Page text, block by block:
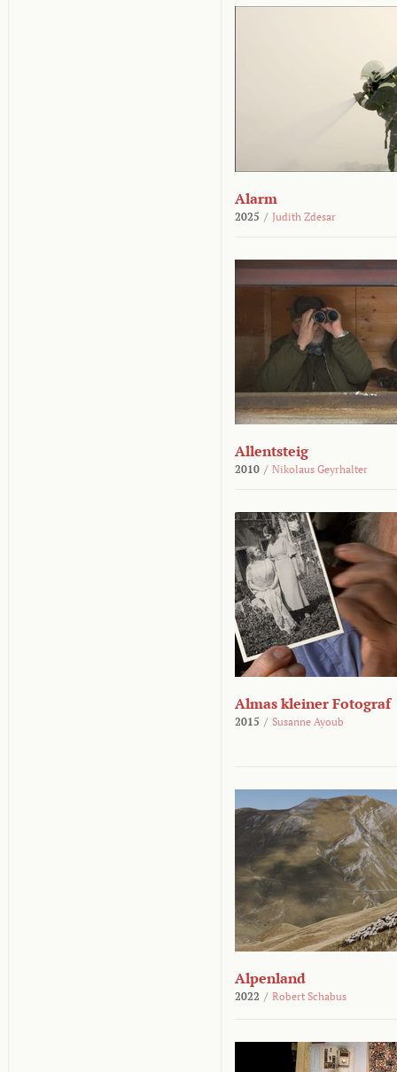
Alarm
2025 / Judith Zdesar
Allentsteig
2010 / Nikolaus Geyrhalter
Almas kleiner Fotograf
2015 / Susanne Ayoub
Alpenland
2022 / Robert Schabus